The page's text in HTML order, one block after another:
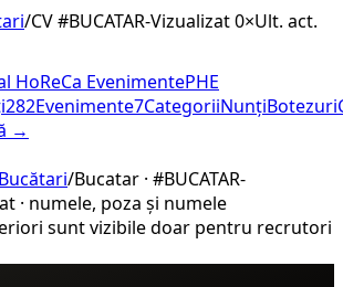
/CV #BUCATAR-Vizualizat 0×Ult. act.
HoReCa EvenimentePHE
282Evenimente7CategoriiNunțiBotezuri
→
Bucătari/Bucatar · #BUCATAR-
· numele, poza și numele
sunt vizibile doar pentru recrutori